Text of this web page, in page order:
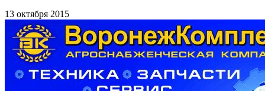
13 октября 2015